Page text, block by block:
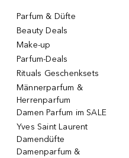
Parfum & Düfte
Beauty Deals
Make-up
Parfum-Deals
Rituals Geschenksets
Männerparfum &
Herrenparfum
Damen Parfum im SALE
Yves Saint Laurent
Damendüfte
Damenparfum &